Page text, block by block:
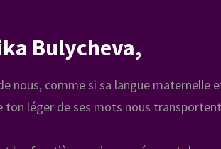
Bulycheva,
nous, comme si sa langue maternelle
ton léger de ses mots nous